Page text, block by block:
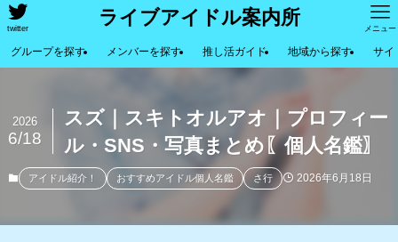
ライブアイドル案内所
twitter メニュー
グループを探す メンバーを探す 推し活ガイド 地域から探す サイ
スズ｜スキトオルアオ｜プロフィー
ル・SNS・写真まとめ〖個人名鑑〗
2026
6/18
アイドル紹介！ おすすめアイドル個人名鑑 さ行 2026年6月18日